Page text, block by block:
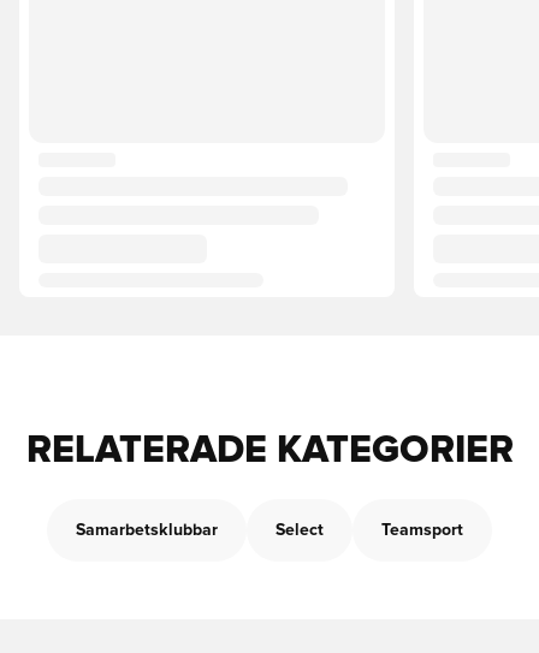
RELATERADE KATEGORIER
Samarbetsklubbar Select Teamsport